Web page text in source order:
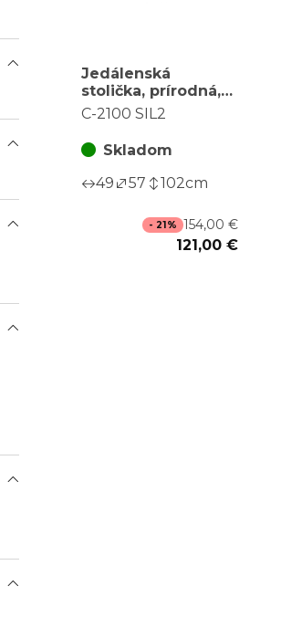
Jedálenská
stolička, prírodná,
masív, C-2100 SIL2
C-2100 SIL2
Skladom
49
57 102cm
- 21% 154,00 €
121,00 €